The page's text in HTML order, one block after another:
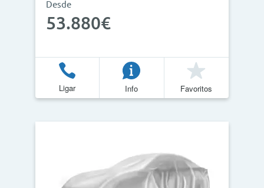
Desde
53.880€
Ligar Info Favoritos